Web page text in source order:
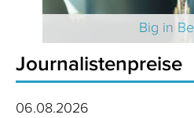
Big in
Journalistenpreise
06.08.2026